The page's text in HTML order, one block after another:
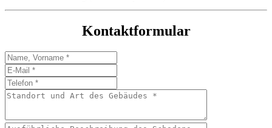
Kontaktformular